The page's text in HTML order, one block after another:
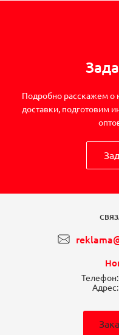
Подробно расскажем о
доставки, подготовим
Телефон:
Адрес: